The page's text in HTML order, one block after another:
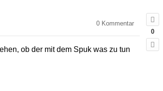
0
0 Kommentar
ob der mit dem Spuk was zu tun